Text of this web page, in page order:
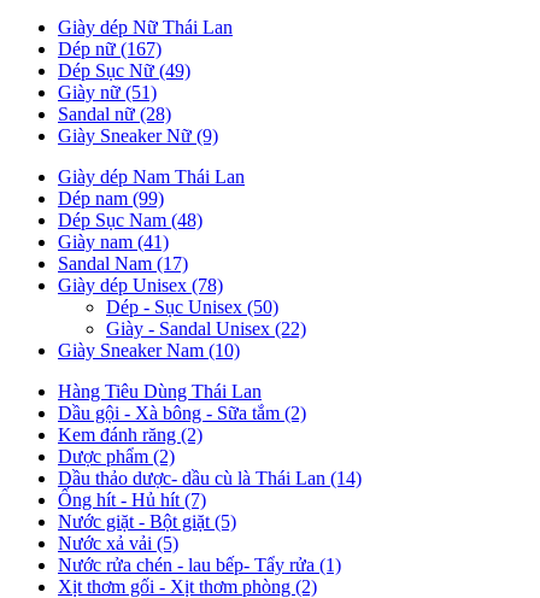
Giày dép Nữ Thái Lan
Dép nữ (167)
Dép Sục Nữ (49)
Giày nữ (51)
Sandal nữ (28)
Giày Sneaker Nữ (9)
Giày dép Nam Thái Lan
Dép nam (99)
Dép Sục Nam (48)
Giày nam (41)
Sandal Nam (17)
Giày dép Unisex (78)
Dép - Sục Unisex (50)
Giày - Sandal Unisex (22)
Giày Sneaker Nam (10)
Hàng Tiêu Dùng Thái Lan
Dầu gội - Xà bông - Sữa tắm (2)
Kem đánh răng (2)
Dược phẩm (2)
Dầu thảo dược- dầu cù là Thái Lan (14)
Ống hít - Hủ hít (7)
Nước giặt - Bột giặt (5)
Nước xả vải (5)
Nước rửa chén - lau bếp- Tẩy rửa (1)
Xịt thơm gối - Xịt thơm phòng (2)